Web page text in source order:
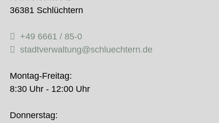
36381 Schlüchtern
+49 6661 / 85-0
stadtverwaltung@schluechtern.de
Montag-Freitag:
8:30 Uhr - 12:00 Uhr
Donnerstag: